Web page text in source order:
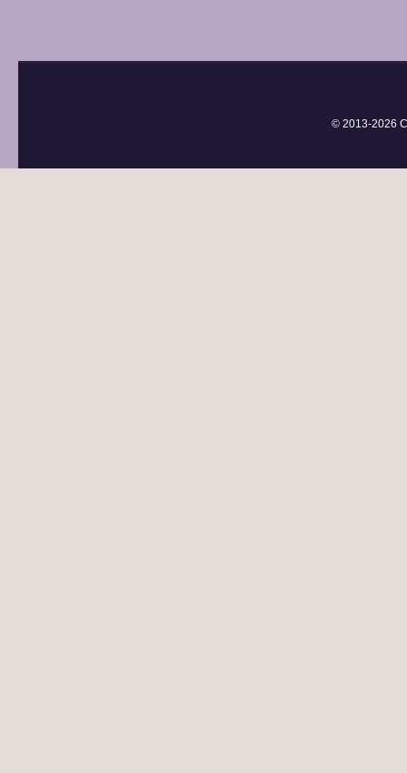
© 2013-2026